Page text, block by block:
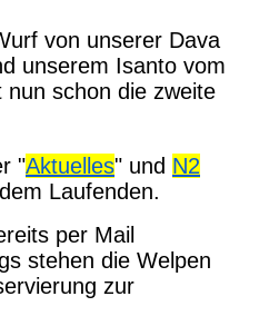
von unserer Dava
unserem Isanto vom
nun schon die zweite
"Aktuelles" und N2
Laufenden.
per Mail
stehen die Welpen
zur